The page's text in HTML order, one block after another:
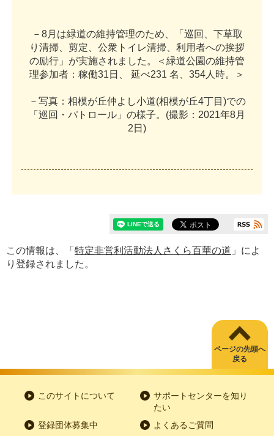
－ 8月 は緑道の維持管理のため 「 巡回 下草取
り 清掃 剪定 公衆 ト イ レ清掃 利 用者への挨拶
の励行 」 が実施さ れま した 。 ＜ 緑道公園の維持管
理参加者 ： 稼働31 日 延べ231 名 354 人 時。 ＞
－ 写真： 相模が丘仲よ し小道(相模が丘4丁目 )での
「 巡回 ・ パ ト ロ ール 」 の様子。 (撮影 ： 2021年8月
2 日 )
この情報は、「 特定非営利活動法人さくら百華の道 」によ
り登録されました。
ページの先頭へ
戻る
このサイトについて
サポートセンターを知り
たい
登録団体募集中
よくあるご質問